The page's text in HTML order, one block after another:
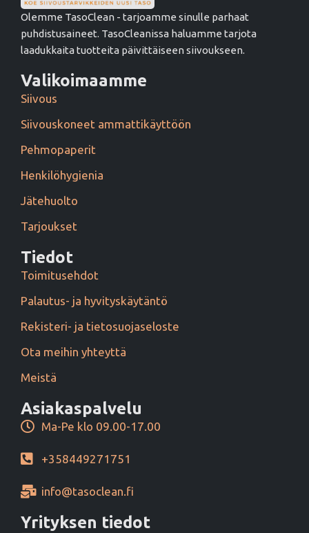
Olemme TasoClean - tarjoamme sinulle parhaat
puhdistusaineet. TasoCleanissa haluamme tarjota
laadukkaita tuotteita päivittäiseen siivoukseen.
Valikoimaamme
Siivous
Siivouskoneet ammattikäyttöön
Pehmopaperit
Henkilöhygienia
Jätehuolto
Tarjoukset
Tiedot
Toimitusehdot
Palautus- ja hyvityskäytäntö
Rekisteri- ja tietosuojaseloste
Ota meihin yhteyttä
Meistä
Asiakaspalvelu
Ma-Pe klo 09.00-17.00
+358449271751
info@tasoclean.fi
Yrityksen tiedot